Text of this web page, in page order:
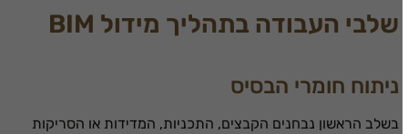
שלבי העבודה בתהליך מידול BIM
ניתוח חומרי הבסיס
בשלב הראשון נבחנים הקבצים, התכניות, המדידות או הסריקות